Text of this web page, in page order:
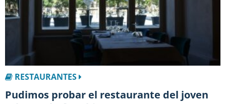
RESTAURANTES
Pudimos probar el restaurante del joven